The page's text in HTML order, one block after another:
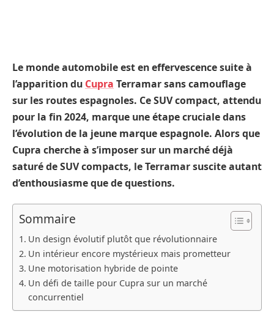
Le monde automobile est en effervescence suite à
l’apparition du Cupra Terramar sans camouflage
sur les routes espagnoles. Ce SUV compact, attendu
pour la fin 2024, marque une étape cruciale dans
l’évolution de la jeune marque espagnole. Alors que
Cupra cherche à s’imposer sur un marché déjà
saturé de SUV compacts, le Terramar suscite autant
d’enthousiasme que de questions.
Sommaire
Un design évolutif plutôt que révolutionnaire
Un intérieur encore mystérieux mais prometteur
Une motorisation hybride de pointe
Un défi de taille pour Cupra sur un marché
concurrentiel